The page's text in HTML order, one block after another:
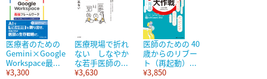
医療者のための
Gemini×Google
Workspace最...
¥3,300
医療現場で折れ
ない しなやか
な若手医師の...
¥3,630
医師のための 40
歳からのリブー
ト（再起動）...
¥3,850